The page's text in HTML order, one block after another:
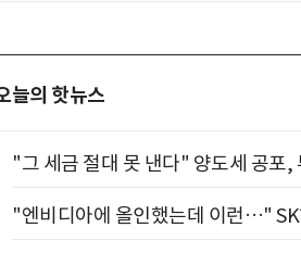
늘의 핫뉴스
"그 세금 절대 못 낸다" 양도세 공포,
"엔비디아에 올인했는데 이런…"